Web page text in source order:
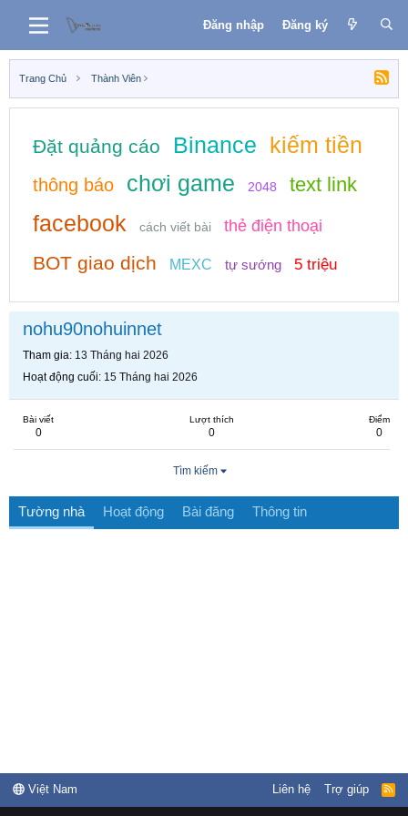
Đăng nhập Đăng ký
Trang Chủ Thành Viên
Đặt quảng cáo Binance kiếm tiền
thông báo chơi game 2048 text link
facebook cách viết bài thẻ điện thoại
BOT giao dịch MEXC tự sướng 5 triệu
nohu90nohuinnet
Tham gia 13 Tháng hai 2026
Hoạt động cuối 15 Tháng hai 2026
Bài viết
0
Lượt thích
0
Điểm
0
Tìm kiếm
Tường nhà Hoạt động Bài đăng Thông tin
Việt Nam Liên hệ Trợ giúp
R